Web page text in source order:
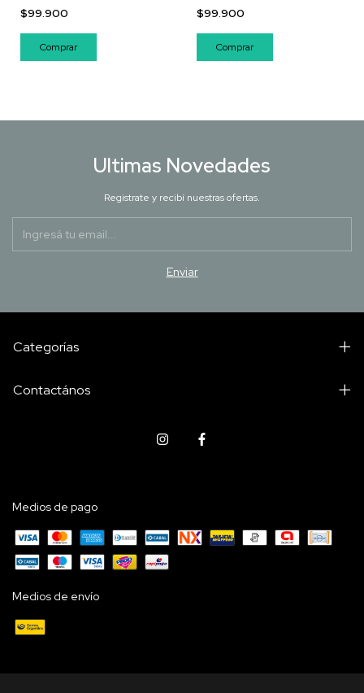
$99.900
Comprar
$99.900
Comprar
Ultimas Novedades
Registrate y recibí nuestras ofertas.
Categorías
Contactános
Medios de pago
Medios de envío